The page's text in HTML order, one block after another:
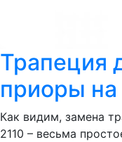
Трапеция
приоры на
Как видим, замена
2110 – весьма